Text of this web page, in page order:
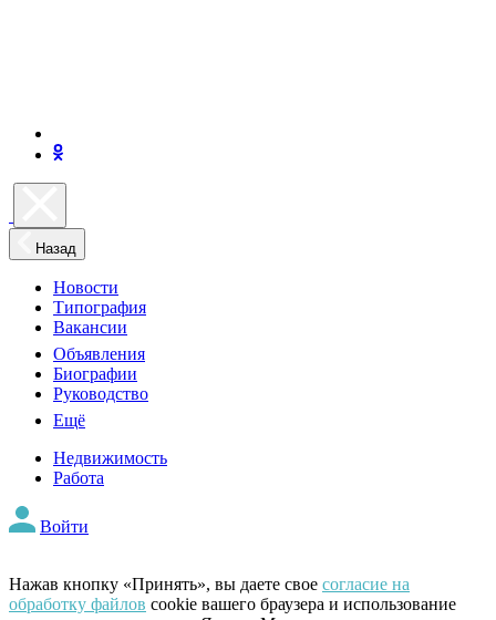
Назад
Новости
Типография
Вакансии
Объявления
Биографии
Руководство
Ещё
Недвижимость
Работа
Войти
Нажав кнопку «Принять», вы даете свое согласие на
обработку файлов cookie вашего браузера и использование